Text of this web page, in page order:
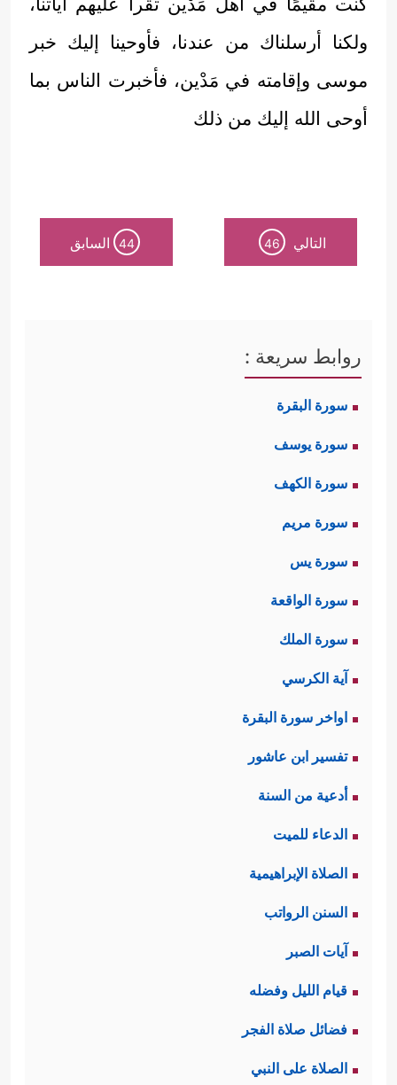
ولكنا أرسلناك من عندنا، فأوحينا إليك خبر
موسى وإقامته في مَدْين، فأخبرت الناس بما
أوحى الله إليك من ذلك
التالي 46
44 السابق
روابط سريعة :
سورة البقرة
سورة يوسف
سورة الكهف
سورة مريم
سورة يس
سورة الواقعة
سورة الملك
آية الكرسي
اواخر سورة البقرة
تفسير ابن عاشور
أدعية من السنة
الدعاء للميت
الصلاة الإبراهيمية
السنن الرواتب
آيات الصبر
قيام الليل وفضله
فضائل صلاة الفجر
الصلاة على النبي